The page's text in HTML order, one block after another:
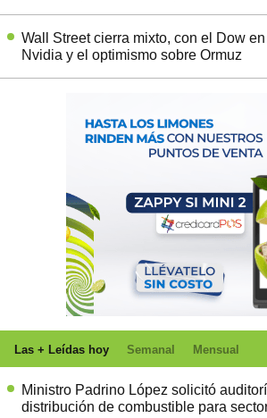
Wall Street cierra mixto, con el Dow
Nvidia y el optimismo sobre Ormuz
Las + Leídas hoy Semanal Mensual
Ministro Padrino López solicitó
distribución de combustible para